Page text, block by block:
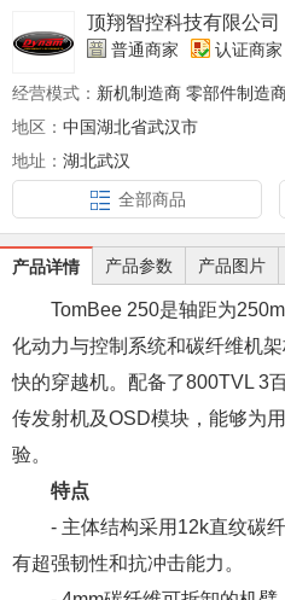
顶翔智控科技有限公司
普通商家 认证商家
经营模式： 新机制造商 零部件制造
地区： 中国湖北省武汉市
地址： 湖北武汉
全部商品
产品详情 产品参数 产品图片
TomBee 250是轴距为
化动力与控制系统和碳纤维机
快的穿越机。配备了800TVL 3
传发射机及OSD模块，能够为
验。
特点
- 主体结构采用12k直纹碳纤
有超强韧性和抗冲击能力。